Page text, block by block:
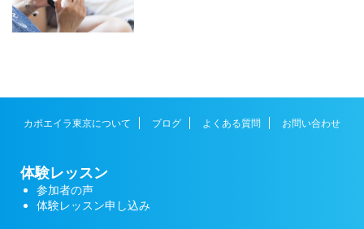
カポエイラ東京について ブログ よくある質問 お問い合わせ
体験レッスン
参加者の声
体験レッスン申し込み